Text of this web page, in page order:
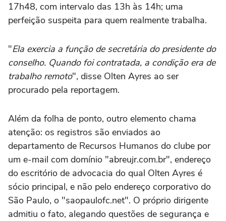
17h48, com intervalo das 13h às 14h; uma
perfeição suspeita para quem realmente trabalha.
"Ela exercia a função de secretária do presidente do
conselho. Quando foi contratada, a condição era de
trabalho remoto", disse Olten Ayres ao ser
procurado pela reportagem.
Além da folha de ponto, outro elemento chama
atenção: os registros são enviados ao
departamento de Recursos Humanos do clube por
um e-mail com domínio "abreujr.com.br", endereço
do escritório de advocacia do qual Olten Ayres é
sócio principal, e não pelo endereço corporativo do
São Paulo, o "saopaulofc.net". O próprio dirigente
admitiu o fato, alegando questões de segurança e